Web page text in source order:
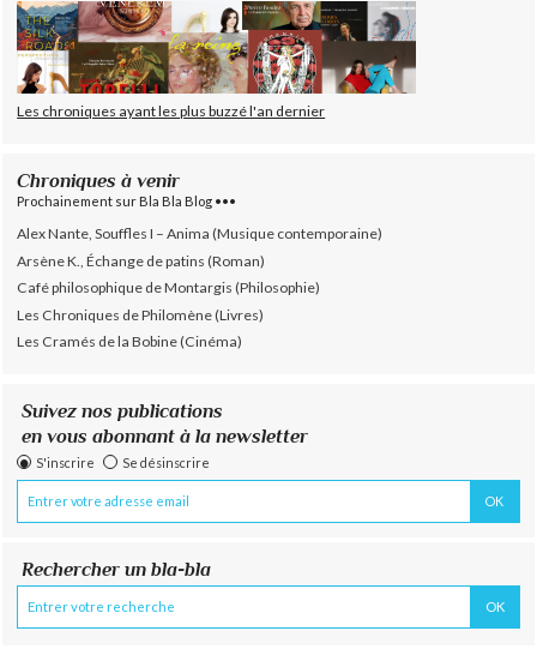
Les chroniques ayant les plus buzzé l'an dernier
Chroniques à venir
Prochainement sur Bla Bla Blog •••
Alex Nante, Souffles I – Anima (Musique contemporaine)
Arsène K., Échange de patins (Roman)
Café philosophique de Montargis (Philosophie)
Les Chroniques de Philomène (Livres)
Les Cramés de la Bobine (Cinéma)
Suivez nos publications
en vous abonnant à la newsletter
S'inscrire Se désinscrire
Rechercher un bla-bla